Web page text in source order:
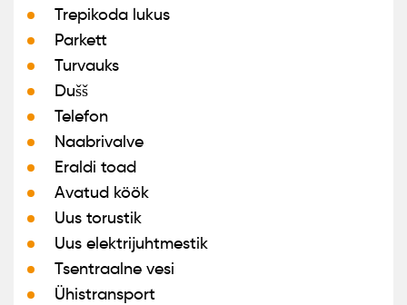
Trepikoda lukus
Parkett
Turvauks
Dušš
Telefon
Naabrivalve
Eraldi toad
Avatud köök
Uus torustik
Uus elektrijuhtmestik
Tsentraalne vesi
Ühistransport